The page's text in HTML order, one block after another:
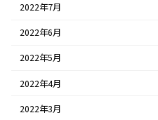
2022年7月
2022年6月
2022年5月
2022年4月
2022年3月